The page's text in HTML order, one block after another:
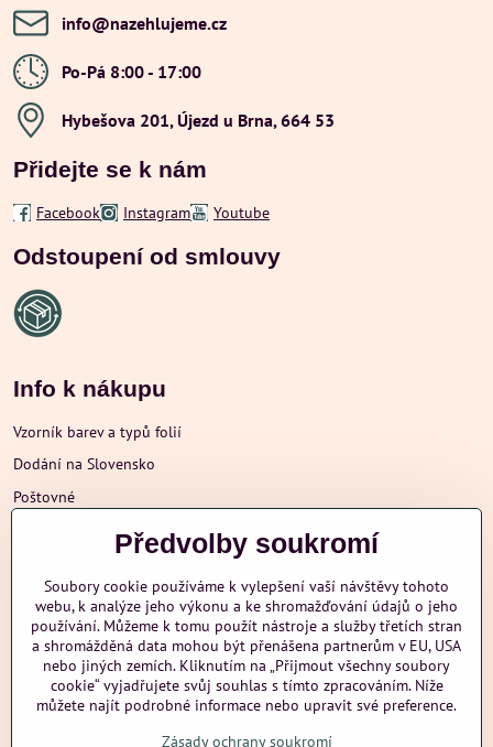
info​@nazehlujeme​.cz
Po-Pá 8:00 - 17:00
Hybešova 201, Újezd u Brna, 664 53
Přidejte se k nám
Facebook Instagram Youtube
Odstoupení od smlouvy
Info k nákupu
Vzorník barev a typů folií
Dodání na Slovensko
Poštovné
Obchodní podmínky
Ochrana osobních údajů
Další informace
Předvolby soukromí
Soubory cookie používáme k vylepšení vaší návštěvy tohoto
webu, k analýze jeho výkonu a ke shromažďování údajů o jeho
používání. Můžeme k tomu použít nástroje a služby třetích stran
a shromážděná data mohou být přenášena partnerům v EU, USA
nebo jiných zemích. Kliknutím na „Přijmout všechny soubory
cookie“ vyjadřujete svůj souhlas s tímto zpracováním. Níže
můžete najít podrobné informace nebo upravit své preference.
Zásady ochrany soukromí